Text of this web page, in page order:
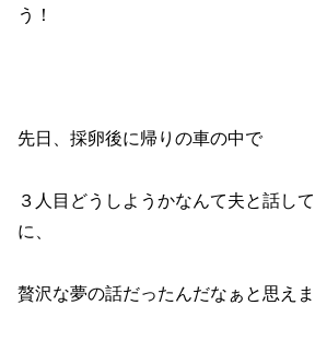
う！
先日、採卵後に帰りの車の中で
３人目どうしようかなんて夫と話し
に、
贅沢な夢の話だったんだなぁと思え